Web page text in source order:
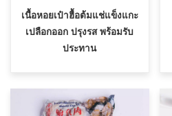
เนื้อหอยเป๋าฮื้อต้มแช่แข็งแกะ
เปลือกออก ปรุงรส พร้อมรับ
ประทาน